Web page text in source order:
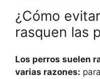
¿Cómo
rasquen las
Los perros suelen
varias razones: